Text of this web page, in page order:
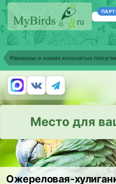
Рассказы о наших кольчатых
Место для
Ожереловая-